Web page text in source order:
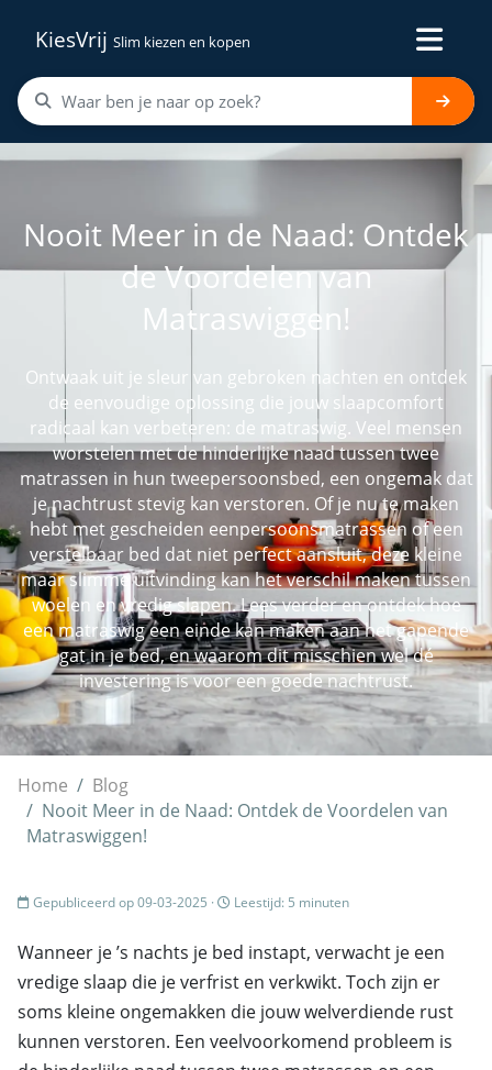
KiesVrij Slim kiezen en kopen
Nooit Meer in de Naad: Ontdek
de Voordelen van
Matraswiggen!
Ontwaak uit je sleur van gebroken nachten en ontdek
de eenvoudige oplossing die jouw slaapcomfort
radicaal kan verbeteren: de matraswig. Veel mensen
worstelen met de hinderlijke naad tussen twee
matrassen in hun tweepersoonsbed, een ongemak dat
je nachtrust stevig kan verstoren. Of je nu te maken
hebt met gescheiden eenpersoonsmatrassen of een
verstelbaar bed dat niet perfect aansluit, deze kleine
maar slimme uitvinding kan het verschil maken tussen
woelen en vredig slapen. Lees verder en ontdek hoe
een matraswig een einde kan maken aan het gapende
gat in je bed, en waarom dit misschien wel dé
investering is voor een goede nachtrust.
Home
Blog
Nooit Meer in de Naad: Ontdek de Voordelen van
Matraswiggen!
Gepubliceerd op 09-03-2025 · Leestijd: 5 minuten
Wanneer je ’s nachts je bed instapt, verwacht je een
vredige slaap die je verfrist en verkwikt. Toch zijn er
soms kleine ongemakken die jouw welverdiende rust
kunnen verstoren. Een veelvoorkomend probleem is